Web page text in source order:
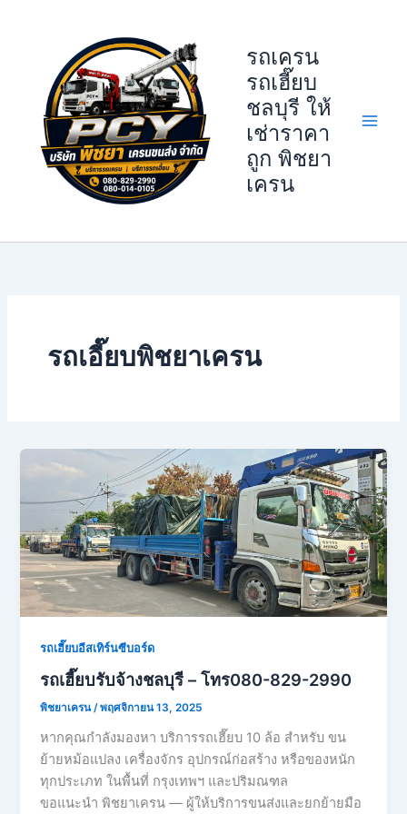
รถเครน
รถเฮี๊ยบ
ชลบุรี ให้
เช่าราคา
ถูก พิชยา
เครน
รถเอี๊ยบพิชยาเครน
รถเฮี๊ยบอีสเทิร์นซีบอร์ด
รถเฮี๊ยบรับจ้างชลบุรี – โทร080-829-2990
พิชยาเครน/พฤศจิกายน 13, 2025
หากคุณกำลังมองหา บริการรถเฮี๊ยบ 10 ล้อ สำหรับ ขน
ย้ายหม้อแปลง เครื่องจักร อุปกรณ์ก่อสร้าง หรือของหนัก
ทุกประเภท ในพื้นที่ กรุงเทพฯ และปริมณฑล
ขอแนะนำ พิชยาเครน — ผู้ให้บริการขนส่งและยกย้ายมือ